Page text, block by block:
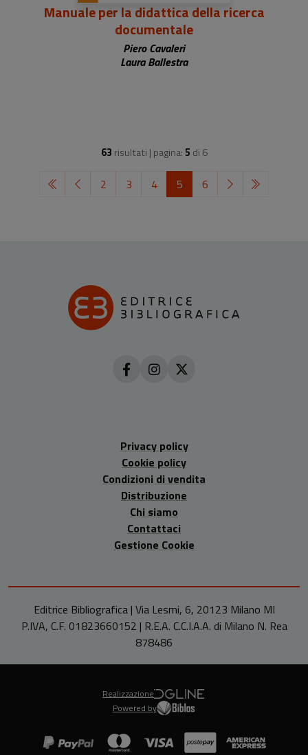
Manuale per la didattica della ricerca
documentale
Piero Cavaleri
Laura Ballestra
63 risultati | pagina:5 di 6
2 3 4 5 6
Privacy policy
Cookie policy
Condizioni di vendita
Distribuzione
Chi siamo
Contattaci
Gestione Cookie
Editrice Bibliografica | Via Lesmi, 6, 20123 Milano MI
P.IVA, C.F. 01823660152 | R.E.A. C.C.I.A.A. di Milano N. Rea
878486
Realizzazione
Powered by